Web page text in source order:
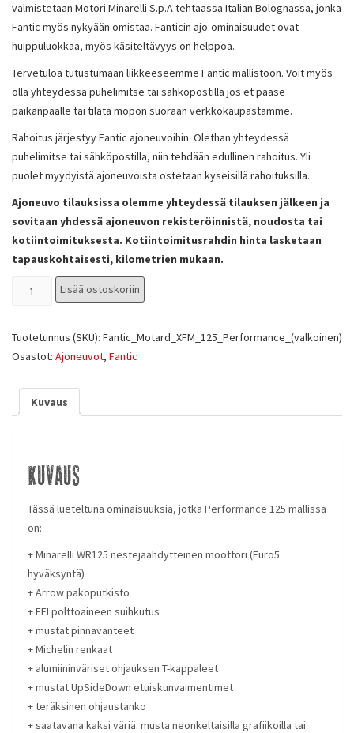
valmistetaan Motori Minarelli S.p.A tehtaassa Italian Bolognassa, jonka
Fantic myös nykyään omistaa. Fanticin ajo-ominaisuudet ovat
huippuluokkaa, myös käsiteltävyys on helppoa.
Tervetuloa tutustumaan liikkeeseemme Fantic mallistoon. Voit myös
olla yhteydessä puhelimitse tai sähköpostilla jos et pääse
paikanpäälle tai tilata mopon suoraan verkkokaupastamme.
Rahoitus järjestyy Fantic ajoneuvoihin. Olethan yhteydessä
puhelimitse tai sähköpostilla, niin tehdään edullinen rahoitus. Yli
puolet myydyistä ajoneuvoista ostetaan kyseisillä rahoituksilla.
Ajoneuvo tilauksissa olemme yhteydessä tilauksen jälkeen ja
sovitaan yhdessä ajoneuvon rekisteröinnistä, noudosta tai
kotiintoimituksesta. Kotiintoimitusrahdin hinta lasketaan
tapauskohtaisesti, kilometrien mukaan.
Lisää ostoskoriin
Tuotetunnus (SKU): Fantic_Motard_XFM_125_Performance_(valkoinen)
Osastot: Ajoneuvot, Fantic
Kuvaus
Kuvaus
Tässä lueteltuna ominaisuuksia, jotka Performance 125 mallissa
on:
+ Minarelli WR125 nestejäähdytteinen moottori (Euro5
hyväksyntä)
+ Arrow pakoputkisto
+ EFI polttoaineen suihkutus
+ mustat pinnavanteet
+ Michelin renkaat
+ alumiininväriset ohjauksen T-kappaleet
+ mustat UpSideDown etuiskunvaimentimet
+ teräksinen ohjaustanko
+ saatavana kaksi väriä: musta neonkeltaisilla grafiikoilla tai